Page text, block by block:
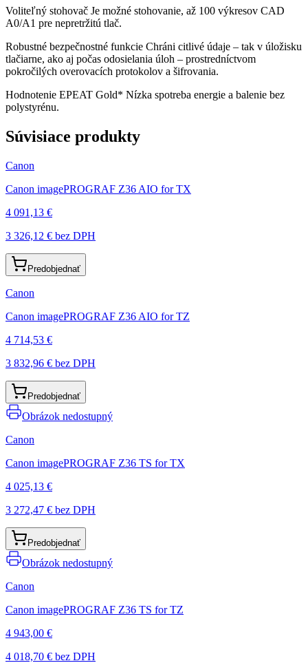
Voliteľný stohovač Je možné stohovanie, až 100 výkresov CAD
A0/A1 pre nepretržitú tlač.
Robustné bezpečnostné funkcie Chráni citlivé údaje – tak v úložisku
tlačiarne, ako aj počas odosielania úloh – prostredníctvom
pokročilých overovacích protokolov a šifrovania.
Hodnotenie EPEAT Gold* Nízka spotreba energie a balenie bez
polystyrénu.
Súvisiace produkty
Canon
Canon imagePROGRAF Z36 AIO for TX
4 091,13 €
3 326,12 € bez DPH
Predobjednať
Canon
Canon imagePROGRAF Z36 AIO for TZ
4 714,53 €
3 832,96 € bez DPH
Predobjednať
Obrázok nedostupný
Canon
Canon imagePROGRAF Z36 TS for TX
4 025,13 €
3 272,47 € bez DPH
Predobjednať
Obrázok nedostupný
Canon
Canon imagePROGRAF Z36 TS for TZ
4 943,00 €
4 018,70 € bez DPH